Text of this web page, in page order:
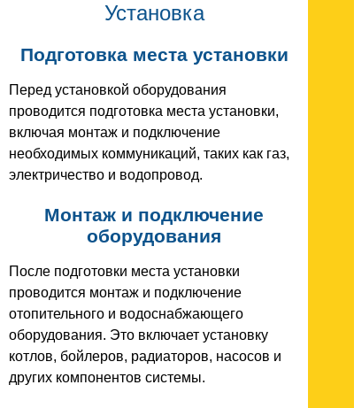
Установка
Подготовка места установки
Перед установкой оборудования
проводится подготовка места установки,
включая монтаж и подключение
необходимых коммуникаций, таких как газ,
электричество и водопровод.
Монтаж и подключение
оборудования
После подготовки места установки
проводится монтаж и подключение
отопительного и водоснабжающего
оборудования. Это включает установку
котлов, бойлеров, радиаторов, насосов и
других компонентов системы.